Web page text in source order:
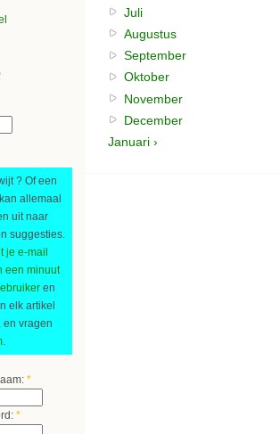
? Of een
allemaal
uit naar
suggesties.
je e-mail
een minuut
en
elk artikel
en vragen
*
*
Juli
Augustus
September
Oktober
November
December
Januari ›